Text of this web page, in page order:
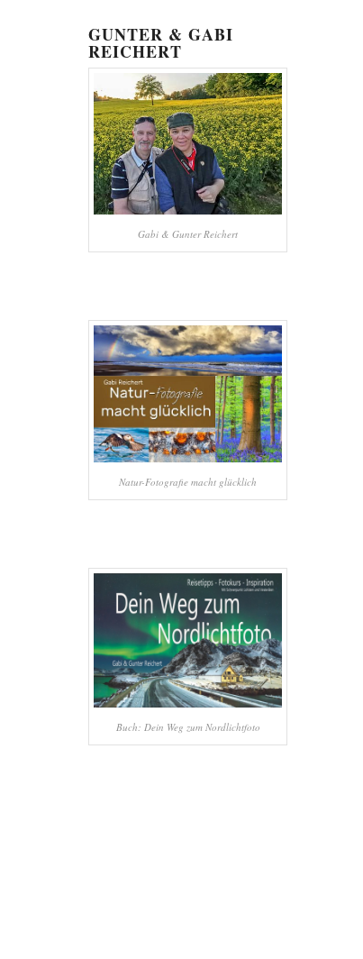
GUNTER & GABI
REICHERT
Gabi & Gunter Reichert
Natur-Fotografie macht glücklich
Buch: Dein Weg zum Nordlichtfoto